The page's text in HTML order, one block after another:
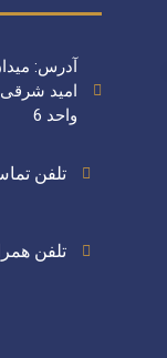
آدرس:
واحد 6
تلفن
تلفن